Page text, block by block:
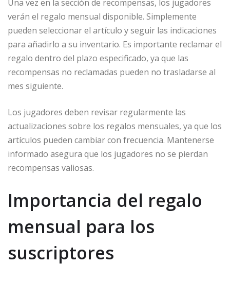
Una vez en la sección de recompensas, los jugadores
verán el regalo mensual disponible. Simplemente
pueden seleccionar el artículo y seguir las indicaciones
para añadirlo a su inventario. Es importante reclamar el
regalo dentro del plazo especificado, ya que las
recompensas no reclamadas pueden no trasladarse al
mes siguiente.
Los jugadores deben revisar regularmente las
actualizaciones sobre los regalos mensuales, ya que los
artículos pueden cambiar con frecuencia. Mantenerse
informado asegura que los jugadores no se pierdan
recompensas valiosas.
Importancia del regalo
mensual para los
suscriptores